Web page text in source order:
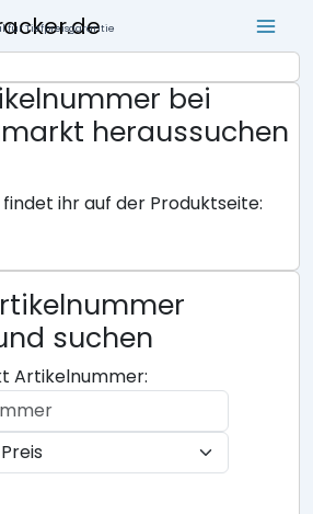
für Tiefpreisgarantie
bei
heraussuchen
ihr auf der Produktseite:
suchen
Artikelnummer: